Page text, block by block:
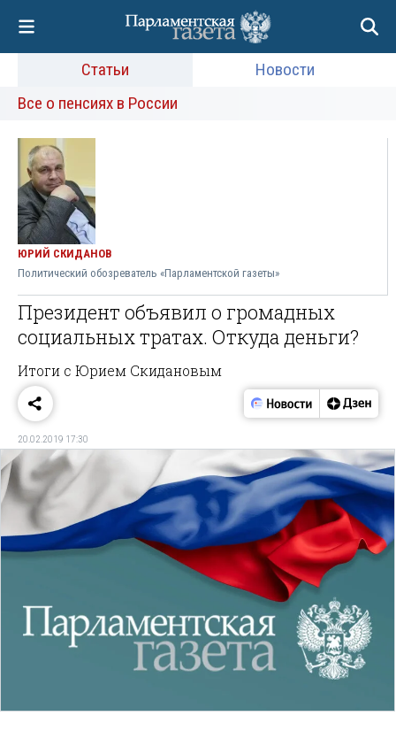
Статьи
Новости
Все о пенсиях в России
ЮРИЙ СКИДАНОВ
Политический обозреватель «Парламентской газеты»
Президент объявил о громадных
социальных тратах. Откуда деньги?
Итоги с Юрием Скидановым
20.02.2019 17:30